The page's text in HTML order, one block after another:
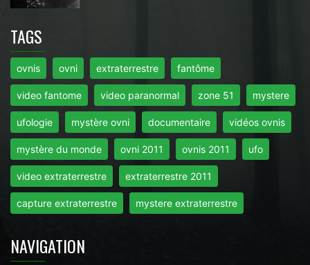
TAGS
ovnis ovni extraterrestre fantôme
video fantome video paranormal zone 51 mystere
ufologie mystère ovni documentaire vidéos ovnis
mystère du monde ovni 2011 ovnis 2011 ufo
video extraterrestre extraterrestre 2011
capture extraterrestre mystere extraterrestre
NAVIGATION